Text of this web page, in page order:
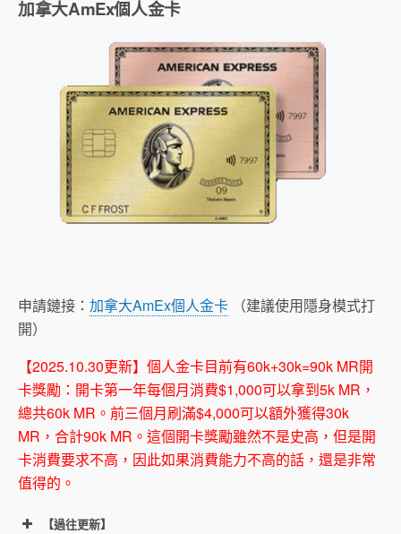
加拿大AmEx個人金卡
申請鏈接： 加拿大AmEx個人金卡 （建議使用隱身模式打
開）
【2025.10.30更新】個人金卡目前有60k+30k=90k MR開
卡獎勵：開卡第一年每個月消費$1,000可以拿到5k MR，
總共60k MR。前三個月刷滿$4,000可以額外獲得30k
MR，合計90k MR。這個開卡獎勵雖然不是史高，但是開
卡消費要求不高，因此如果消費能力不高的話，還是非常
值得的。
【過往更新】